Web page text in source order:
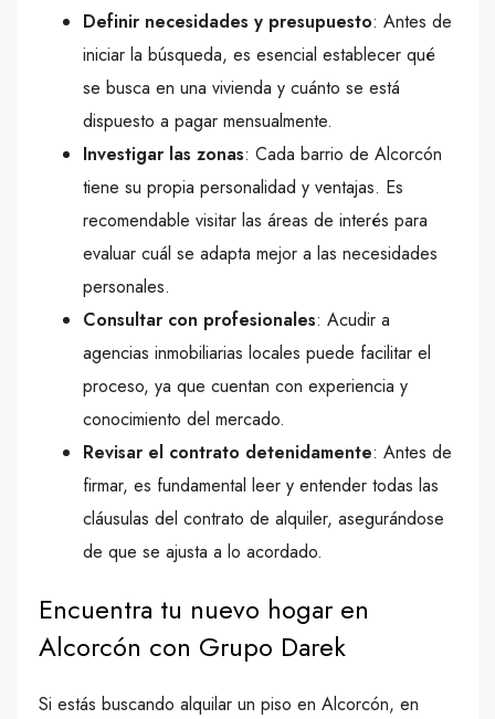
Definir necesidades y presupuesto: Antes de
iniciar la búsqueda, es esencial establecer qué
se busca en una vivienda y cuánto se está
dispuesto a pagar mensualmente.
Investigar las zonas: Cada barrio de Alcorcón
tiene su propia personalidad y ventajas. Es
recomendable visitar las áreas de interés para
evaluar cuál se adapta mejor a las necesidades
personales.
Consultar con profesionales: Acudir a
agencias inmobiliarias locales puede facilitar el
proceso, ya que cuentan con experiencia y
conocimiento del mercado.
Revisar el contrato detenidamente: Antes de
firmar, es fundamental leer y entender todas las
cláusulas del contrato de alquiler, asegurándose
de que se ajusta a lo acordado.
Encuentra tu nuevo hogar en
Alcorcón con Grupo Darek
Si estás buscando alquilar un piso en Alcorcón, en